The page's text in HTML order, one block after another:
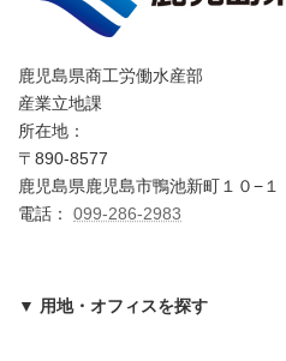
鹿児島県商工労働水産部
産業立地課
所在地：
〒890-8577
鹿児島県鹿児島市鴨池新町１０−１
電話： 099-286-2983
▼ 用地・オフィスを探す